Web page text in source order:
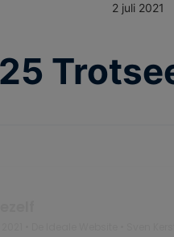
2 juli 2021